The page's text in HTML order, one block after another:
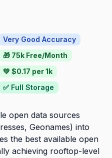
Very Good Accuracy
🎁 75k Free/Month
💚 $0.17 per 1k
✅ Full Storage
open data sources
Geonames) into
the best available open
achieving rooftop-level